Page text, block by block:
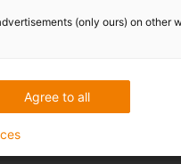
(only ours) on other
Agree to all